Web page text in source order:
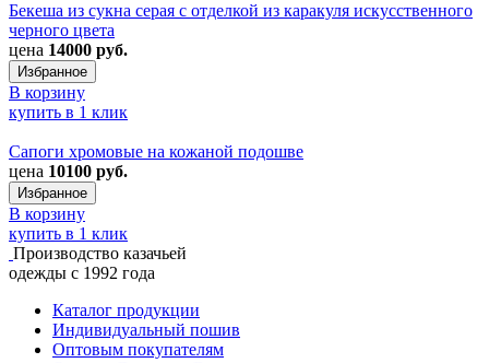
Бекеша из сукна серая с отделкой из каракуля искусственного
черного цвета
цена 14000 руб.
Избранное
В корзину
купить в 1 клик
Сапоги хромовые на кожаной подошве
цена 10100 руб.
Избранное
В корзину
купить в 1 клик
Производство казачьей
одежды с 1992 года
Каталог продукции
Индивидуальный пошив
Оптовым покупателям